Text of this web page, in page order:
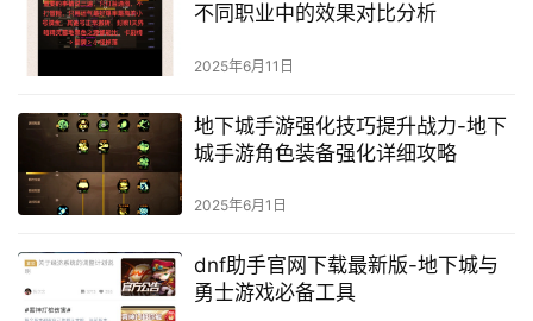
不同职业中的效果对比分析
2025年6月11日
地下城手游强化技巧提升战力-地下
城手游角色装备强化详细攻略
2025年6月1日
dnf助手官网下载最新版-地下城与
勇士游戏必备工具